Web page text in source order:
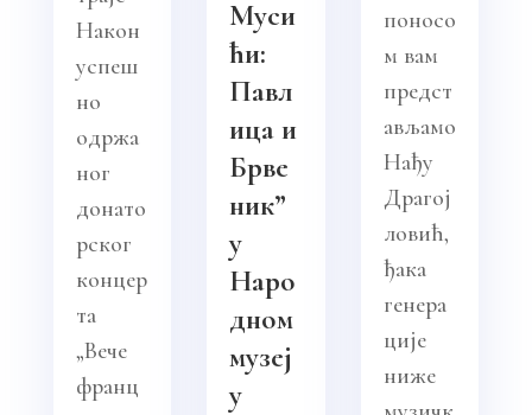
Након
успеш
но
одржа
ног
донато
рског
концер
та
„Вече
франц
Муси
ћи:
Павл
ица и
Брве
ник”
у
Наро
дном
музеј
у
поносо
м вам
предст
ављамо
Нађу
Драгој
ловић,
ђака
генера
ције
ниже